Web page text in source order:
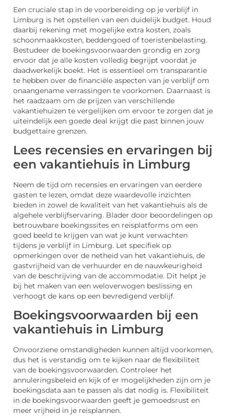
Een cruciale stap in de voorbereiding op je verblijf in
Limburg is het opstellen van een duidelijk budget. Houd
daarbij rekening met mogelijke extra kosten, zoals
schoonmaakkosten, beddengoed of toeristenbelasting.
Bestudeer de boekingsvoorwaarden grondig en zorg
ervoor dat je alle kosten volledig begrijpt voordat je
daadwerkelijk boekt. Het is essentieel om transparantie
te hebben over de financiële aspecten van je verblijf om
onaangename verrassingen te voorkomen. Daarnaast is
het raadzaam om de prijzen van verschillende
vakantiehuizen te vergelijken om ervoor te zorgen dat je
uiteindelijk een goede deal krijgt die past binnen jouw
budgettaire grenzen.
Lees recensies en ervaringen bij
een vakantiehuis in Limburg
Neem de tijd om recensies en ervaringen van eerdere
gasten te lezen, omdat deze waardevolle inzichten
bieden in zowel de kwaliteit van het vakantiehuis als de
algehele verblijfservaring. Blader door beoordelingen op
betrouwbare boekingssites en reisplatforms om een
goed beeld te krijgen van wat je kunt verwachten
tijdens je verblijf in Limburg. Let specifiek op
opmerkingen over de netheid van het vakantiehuis, de
gastvrijheid van de verhuurder en de nauwkeurigheid
van de beschrijving van de accommodatie. Dit helpt je
bij het maken van een weloverwogen beslissing en
verhoogt de kans op een bevredigend verblijf.
Boekingsvoorwaarden bij een
vakantiehuis in Limburg
Onvoorziene omstandigheden kunnen altijd voorkomen,
dus het is verstandig om te kijken naar de flexibiliteit
van de boekingsvoorwaarden. Controleer het
annuleringsbeleid en kijk of er mogelijkheden zijn om je
boekingsdata aan te passen als dat nodig is. Flexibiliteit
in de boekingsvoorwaarden geeft je gemoedsrust en
meer vrijheid in je reisplannen.